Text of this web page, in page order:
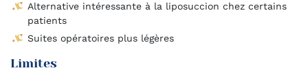
Alternative intéressante à la liposuccion chez certains
patients
Suites opératoires plus légères
Limites